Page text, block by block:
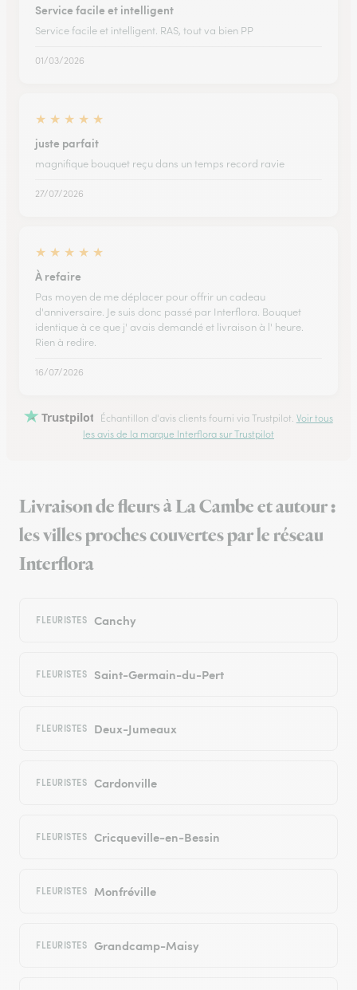
Service facile et intelligent
Service facile et intelligent. RAS, tout va bien PP
01/03/2026
★ ★ ★ ★ ★
juste parfait
magnifique bouquet reçu dans un temps record ravie
27/07/2026
★ ★ ★ ★ ★
À refaire
Pas moyen de me déplacer pour offrir un cadeau
d'anniversaire. Je suis donc passé par Interflora. Bouquet
identique à ce que j' avais demandé et livraison à l' heure.
Rien à redire.
16/07/2026
Trustpilot Échantillon d'avis clients fourni via Trustpilot. Voir tous
les avis de la marque Interflora sur Trustpilot
Livraison de fleurs à La Cambe et autour :
les villes proches couvertes par le réseau
Interflora
FLEURISTES Canchy
FLEURISTES Saint-Germain-du-Pert
FLEURISTES Deux-Jumeaux
FLEURISTES Cardonville
FLEURISTES Cricqueville-en-Bessin
FLEURISTES Monfréville
FLEURISTES Grandcamp-Maisy